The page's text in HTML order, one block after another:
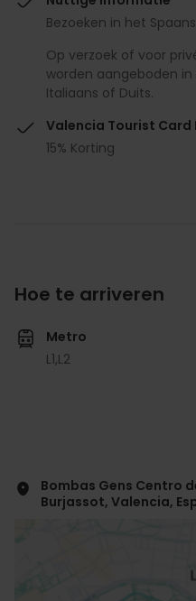
Bezoeken in het
Op verzoek of voor
worden aangeboden in
Italiaans of Duits.
Valencia Tourist Card
15% Korting
Hoe te arriveren
Metro
L1,L2
Bombas Gens Centro
Burjassot, Valencia,